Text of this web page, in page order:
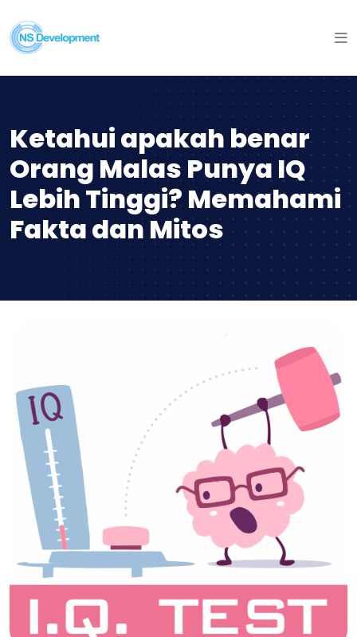
Ketahui apakah benar
Orang Malas Punya IQ
Lebih Tinggi? Memahami
Fakta dan Mitos